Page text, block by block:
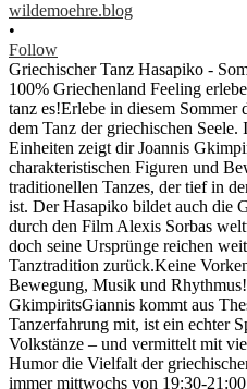
wildemoehre.blog
•
Follow
Griechischer Tanz Hasapiko -
100% Griechenland Feeling
tanz es!Erlebe in diesem Sommer
dem Tanz der griechischen
Einheiten zeigt dir Joannis
charakteristischen Figuren und
traditionellen Tanzes, der tief in
ist. Der Hasapiko bildet auch die
durch den Film Alexis Sorbas
doch seine Ursprünge reichen
Tanztradition zurück.Keine
Bewegung, Musik und
GkimpiritsGiannis kommt aus
Tanzerfahrung mit, ist ein echter
Volkstänze – und vermittelt mit
Humor die Vielfalt der
immer mittwochs von 19:30-